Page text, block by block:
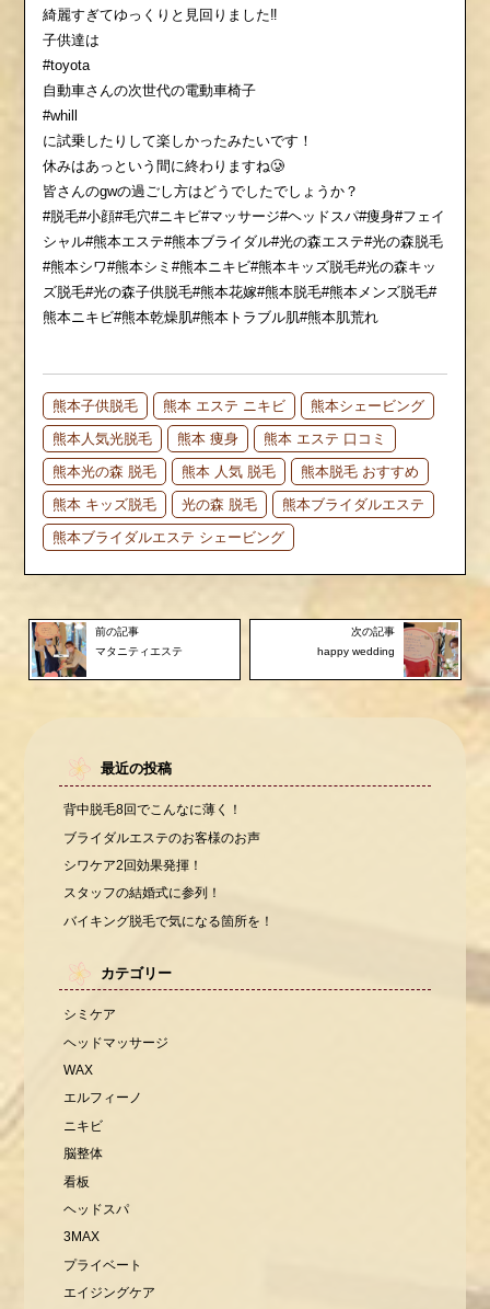
綺麗すぎてゆっくりと見回りました‼️
子供達は
#toyota
自動車さんの次世代の電動車椅子
#whill
に試乗したりして楽しかったみたいです！
休みはあっという間に終わりますね🥲
皆さんのgwの過ごし方はどうでしたでしょうか？
#脱毛#小顔#毛穴#ニキビ#マッサージ#ヘッドスパ#痩身#フェイ
シャル#熊本エステ#熊本ブライダル#光の森エステ#光の森脱毛
#熊本シワ#熊本シミ#熊本ニキビ#熊本キッズ脱毛#光の森キッ
ズ脱毛#光の森子供脱毛#熊本花嫁#熊本脱毛#熊本メンズ脱毛#
熊本ニキビ#熊本乾燥肌#熊本トラブル肌#熊本肌荒れ
熊本子供脱毛 熊本 エステ ニキビ
熊本シェービング
熊本人気光脱毛
熊本 痩身
熊本 エステ 口コミ
熊本光の森 脱毛
熊本 人気 脱毛
熊本脱毛 おすすめ
熊本 キッズ脱毛
光の森 脱毛
熊本ブライダルエステ
熊本ブライダルエステ シェービング
前の記事
マタニティエステ
次の記事
happy wedding
最近の投稿
背中脱毛8回でこんなに薄く！
ブライダルエステのお客様のお声
シワケア2回効果発揮！
スタッフの結婚式に参列！
バイキング脱毛で気になる箇所を！
カテゴリー
シミケア
ヘッドマッサージ
WAX
エルフィーノ
ニキビ
脳整体
看板
ヘッドスパ
3MAX
プライベート
エイジングケア